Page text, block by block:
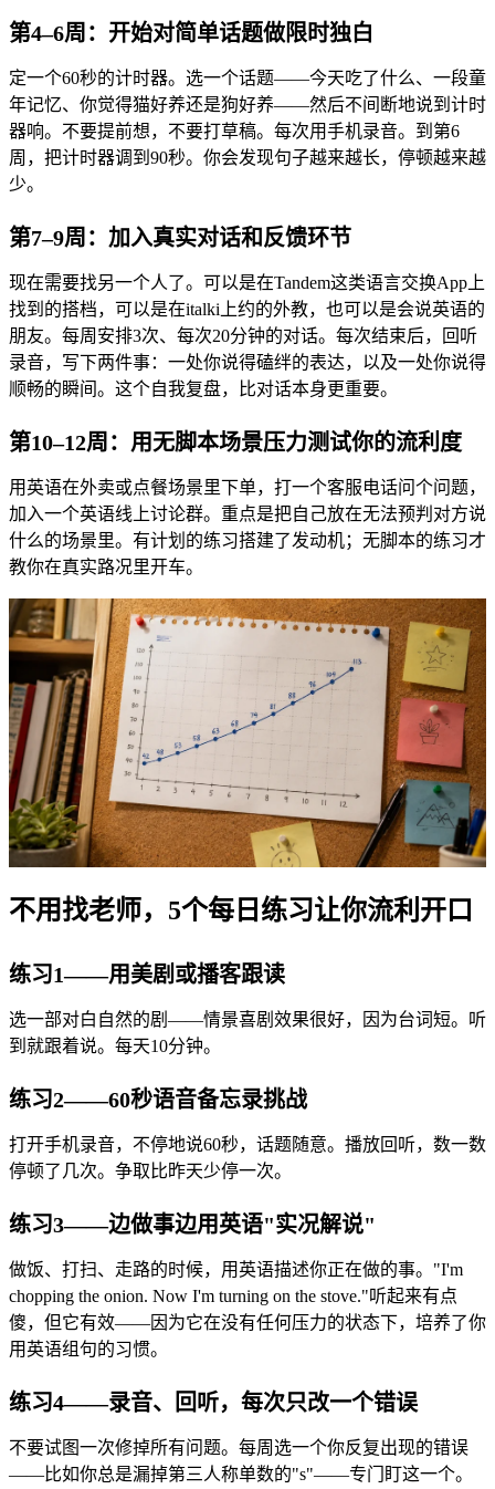
第4–6周：开始对简单话题做限时独白
定一个60秒的计时器。选一个话题——今天吃了什么、一段童
年记忆、你觉得猫好养还是狗好养——然后不间断地说到计时
器响。不要提前想，不要打草稿。每次用手机录音。到第6
周，把计时器调到90秒。你会发现句子越来越长，停顿越来越
少。
第7–9周：加入真实对话和反馈环节
现在需要找另一个人了。可以是在Tandem这类语言交换App上
找到的搭档，可以是在italki上约的外教，也可以是会说英语的
朋友。每周安排3次、每次20分钟的对话。每次结束后，回听
录音，写下两件事：一处你说得磕绊的表达，以及一处你说得
顺畅的瞬间。这个自我复盘，比对话本身更重要。
第10–12周：用无脚本场景压力测试你的流利度
用英语在外卖或点餐场景里下单，打一个客服电话问个问题，
加入一个英语线上讨论群。重点是把自己放在无法预判对方说
什么的场景里。有计划的练习搭建了发动机；无脚本的练习才
教你在真实路况里开车。
不用找老师，5个每日练习让你流利开口
练习1——用美剧或播客跟读
选一部对白自然的剧——情景喜剧效果很好，因为台词短。听
到就跟着说。每天10分钟。
练习2——60秒语音备忘录挑战
打开手机录音，不停地说60秒，话题随意。播放回听，数一数
停顿了几次。争取比昨天少停一次。
练习3——边做事边用英语"实况解说"
做饭、打扫、走路的时候，用英语描述你正在做的事。"I'm
chopping the onion. Now I'm turning on the stove."听起来有点
傻，但它有效——因为它在没有任何压力的状态下，培养了你
用英语组句的习惯。
练习4——录音、回听，每次只改一个错误
不要试图一次修掉所有问题。每周选一个你反复出现的错误
——比如你总是漏掉第三人称单数的"s"——专门盯这一个。